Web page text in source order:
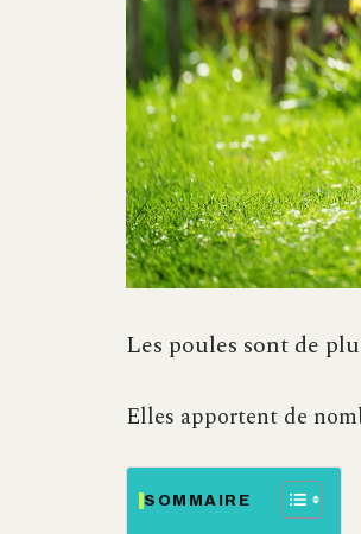
Les poules sont de
Elles apportent de
SOMMAIRE